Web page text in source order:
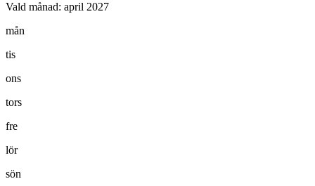
Vald månad: april 2027
mån
tis
ons
tors
fre
lör
sön